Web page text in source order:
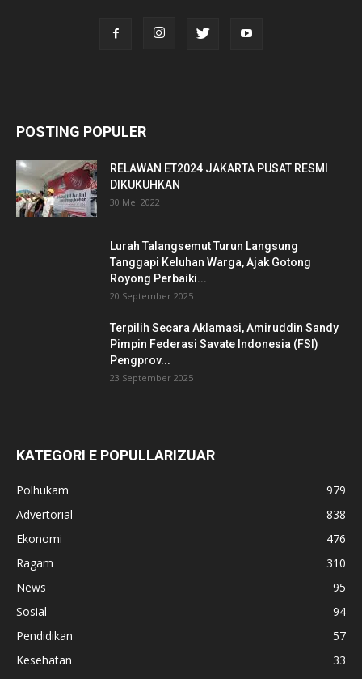
POSTING POPULER
RELAWAN ET2024 JAKARTA PUSAT RESMI
DIKUKUHKAN
30 Mei 2022
Lurah Talangsemut Turun Langsung
Tanggapi Keluhan Warga, Ajak Gotong
Royong Perbaiki...
20 September 2025
Terpilih Secara Aklamasi, Amiruddin Sandy
Pimpin Federasi Savate Indonesia (FSI)
Pengprov...
23 September 2025
KATEGORI E POPULLARIZUAR
Polhukam
979
Advertorial
838
Ekonomi
476
Ragam
310
News
95
Sosial
94
Pendidikan
57
Kesehatan
33